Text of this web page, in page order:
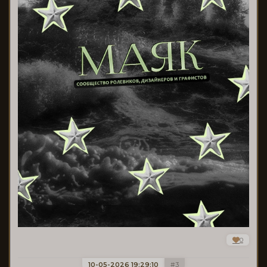
0
3
10-05-2026 19:29:10